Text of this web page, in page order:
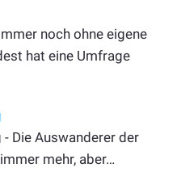
noch ohne eigene
hat eine Umfrage
Die Auswanderer der
mehr, aber…